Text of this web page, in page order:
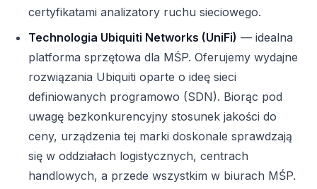
certyfikatami analizatory ruchu sieciowego.
Technologia Ubiquiti Networks (UniFi) — idealna
platforma sprzętowa dla MŚP. Oferujemy wydajne
rozwiązania Ubiquiti oparte o ideę sieci
definiowanych programowo (SDN). Biorąc pod
uwagę bezkonkurencyjny stosunek jakości do
ceny, urządzenia tej marki doskonale sprawdzają
się w oddziałach logistycznych, centrach
handlowych, a przede wszystkim w biurach MŚP.